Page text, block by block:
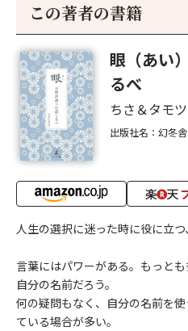
この著者の書籍
眼（あい
るべ
ちさ＆タモツ
出版社名：幻冬
人生の選択に迷った時に役に立つ
言葉にはパワーがある。もっと
自分の名前だろう。
何の疑問もなく、自分の名前を
ている場合が多い。